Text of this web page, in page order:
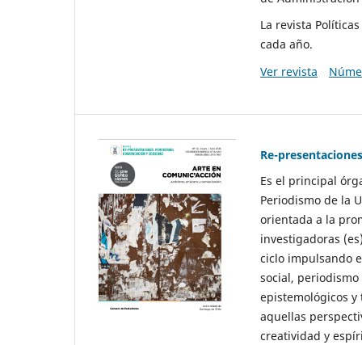
La revista
cada año.
Ver revista
Re-
Es el principal
Periodismo de la
orientada a la
investigadoras
ciclo impulsando
social,
epistemológicos y
aquellas
creatividad y